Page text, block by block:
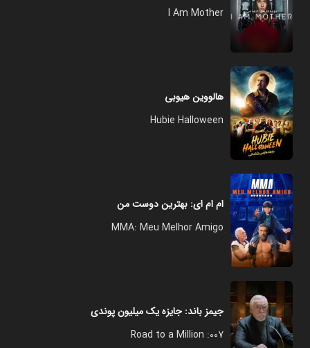
I Am Mother
هالووین هیوبی
Hubie Halloween
ام‌ ام‌ ای: بهترین دوست من
MMA: Meu Melhor Amigo
جیمز باند: جایزه یک میلیون پوندی
007: Road to a Million